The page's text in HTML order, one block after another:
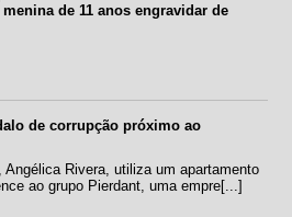
de 11 anos engravidar de
de corrupção próximo ao
Angélica Rivera, utiliza um apartamento
ao grupo Pierdant, uma empre[...]